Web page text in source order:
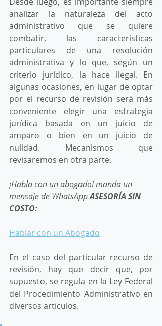
analizar la naturaleza del acto
administrativo que se quiere
combatir, las características
particulares de una resolución
administrativa y lo que, según un
criterio jurídico, la hace ilegal. En
algunas ocasiones, en lugar de optar
por el recurso de revisión será más
conveniente elegir una estrategia
jurídica basada en un juicio de
amparo o bien en un juicio de
nulidad. Mecanismos que
revisaremos en otra parte.
¡Habla con un abogado! manda un
mensaje de WhatsApp ASESORÍA SIN
COSTO:
Hablar con un Abogado
En el caso del particular recurso de
revisión, hay que decir que, por
supuesto, se regula en la Ley Federal
del Procedimiento Administrativo en
diversos artículos.